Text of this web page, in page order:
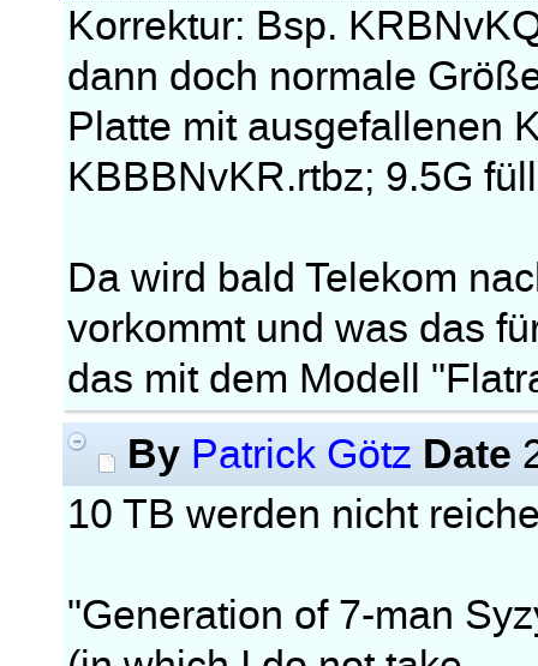
Korrektur: Bsp.
dann doch normale
Platte mit ausgefallenen
KBBBNvKR.rtbz; 9.5G
Da wird bald Telekom
vorkommt und was das
das mit dem Modell
By Patrick Götz Date
10 TB werden nicht
"Generation of 7-man